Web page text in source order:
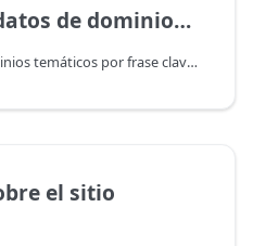
Google y obtención de varios parámetros de dominio
Extracción de datos de dominios temáticos por frase clave desde Google y obtención de varios parámetros de dominio
el sitio